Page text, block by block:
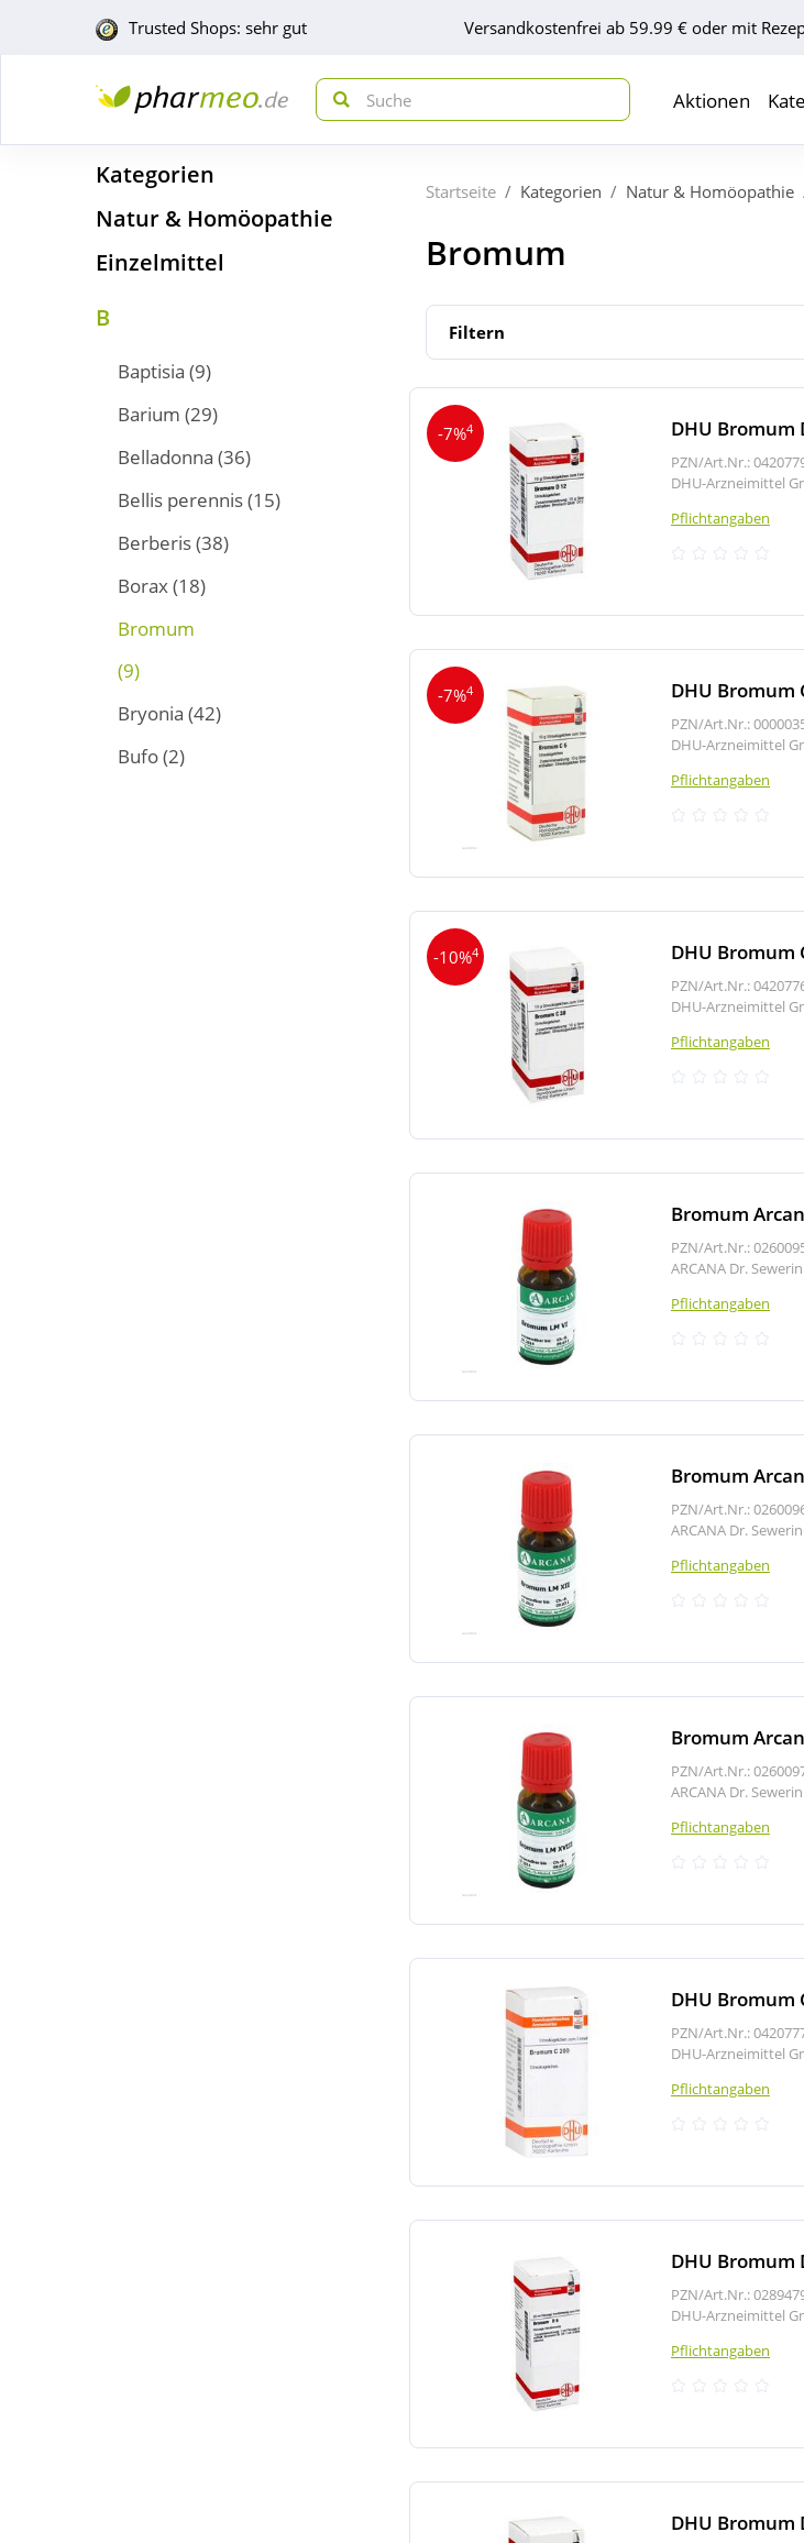
Trusted Shops: sehr gut Versandkostenfrei ab 59.99 € oder mit
Aktionen
Kategorien
Natur & Homöopathie
Einzelmittel
B
Baptisia (9)
Barium (29)
Belladonna (36)
Bellis perennis(15)
Berberis(38)
Borax(18)
Bromum
(9)
Bryonia (42)
Bufo(2)
Startseite Kategorien Natur & Homöopathie
Bromum
Filtern
-7%4 DHU Bromum
PZN/Art.Nr.:
DHU-Arzneimittel
Pflichtangaben
-7%4 DHU Bromum
PZN/Art.Nr.:
DHU-Arzneimittel
Pflichtangaben
-10%4 DHU Bromum
PZN/Art.Nr.:
DHU-Arzneimittel
Pflichtangaben
Bromum
PZN/Art.Nr.:
ARCANA Dr.
Pflichtangaben
Bromum
PZN/Art.Nr.:
ARCANA Dr.
Pflichtangaben
Bromum
PZN/Art.Nr.:
ARCANA Dr.
Pflichtangaben
DHU Bromum
PZN/Art.Nr.:
DHU-Arzneimittel
Pflichtangaben
DHU Bromum
PZN/Art.Nr.:
DHU-Arzneimittel
Pflichtangaben
DHU Bromum